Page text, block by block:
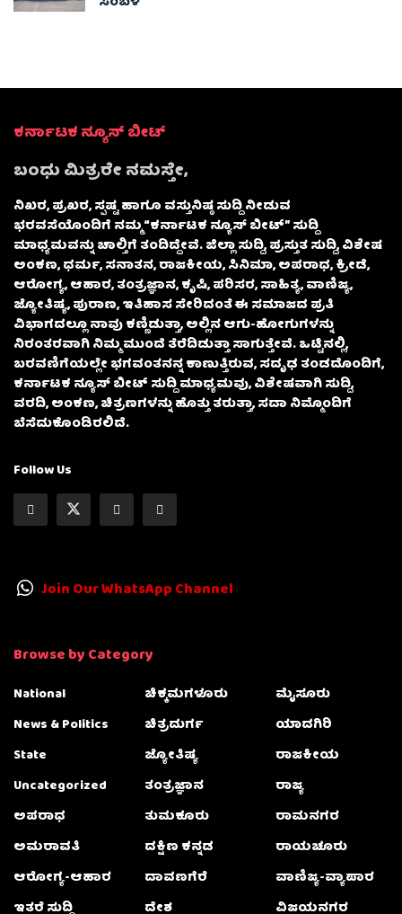
ಕರ್ನಾಟಕ ನ್ಯೂಸ್ ಬೀಟ್
ಬಂಧು ಮಿತ್ರರೇ ನಮಸ್ತೇ,
ನಿಖರ, ಪ್ರಖರ, ಸ್ಪಷ್ಟ ಹಾಗೂ ವಸ್ತುನಿಷ್ಠ ಸುದ್ದಿ ನೀಡುವ
ಭರವಸೆಯೊಂದಿಗೆ ನಮ್ಮ “ಕರ್ನಾಟಕ ನ್ಯೂಸ್ ಬೀಟ್” ಸುದ್ದಿ
ಮಾಧ್ಯಮವನ್ನು ಚಾಲ್ತಿಗೆ ತಂದಿದ್ದೇವೆ. ಜಿಲ್ಲಾ ಸುದ್ದಿ, ಪ್ರಸ್ತುತ ಸುದ್ದಿ, ವಿಶೇಷ
ಅಂಕಣ, ಧರ್ಮ, ಸನಾತನ, ರಾಜಕೀಯ, ಸಿನಿಮಾ, ಅಪರಾಧ, ಕ್ರೀಡೆ,
ಆರೋಗ್ಯ, ಆಹಾರ, ತಂತ್ರಜ್ಞಾನ, ಕೃಷಿ, ಪರಿಸರ, ಸಾಹಿತ್ಯ, ವಾಣಿಜ್ಯ,
ಜ್ಯೋತಿಷ್ಯ, ಪುರಾಣ, ಇತಿಹಾಸ ಸೇರಿದಂತೆ ಈ ಸಮಾಜದ ಪ್ರತಿ
ವಿಭಾಗದಲ್ಲೂ ನಾವು ಕಣ್ಣಿಡುತ್ತಾ, ಅಲ್ಲಿನ ಆಗು-ಹೋಗುಗಳನ್ನು
ನಿರಂತರವಾಗಿ ನಿಮ್ಮ ಮುಂದೆ ತೆರೆದಿಡುತ್ತಾ ಸಾಗುತ್ತೇವೆ. ಒಟ್ಟಿನಲ್ಲಿ,
ಬರವಣಿಗೆಯಲ್ಲೇ ಭಗವಂತನನ್ನ ಕಾಣುತ್ತಿರುವ, ಸದೃಢ ತಂಡದೊಂದಿಗೆ,
ಕರ್ನಾಟಕ ನ್ಯೂಸ್ ಬೀಟ್ ಸುದ್ದಿ ಮಾಧ್ಯಮವು, ವಿಶೇಷವಾಗಿ ಸುದ್ದಿ,
ವರದಿ, ಅಂಕಣ, ಚಿತ್ರಣಗಳನ್ನು ಹೊತ್ತು ತರುತ್ತಾ, ಸದಾ ನಿಮ್ಮೊಂದಿಗೆ
ಬೆಸೆದುಕೊಂಡಿರಲಿದೆ.
Follow Us
Join Our WhatsApp Channel
Browse by Category
National
News & Politics
State
Uncategorized
ಅಪರಾಧ
ಅಮರಾವತಿ
ಆರೋಗ್ಯ-ಆಹಾರ
ಇತರೆ ಸುದ್ದಿ
ಚಿಕ್ಕಮಗಳೂರು
ಚಿತ್ರದುರ್ಗ
ಜ್ಯೋತಿಷ್ಯ
ತಂತ್ರಜ್ಞಾನ
ತುಮಕೂರು
ದಕ್ಷಿಣ ಕನ್ನಡ
ದಾವಣಗೆರೆ
ದೇಶ
ಮೈಸೂರು
ಯಾದಗಿರಿ
ರಾಜಕೀಯ
ರಾಜ್ಯ
ರಾಮನಗರ
ರಾಯಚೂರು
ವಾಣಿಜ್ಯ-ವ್ಯಾಪಾರ
ವಿಜಯನಗರ